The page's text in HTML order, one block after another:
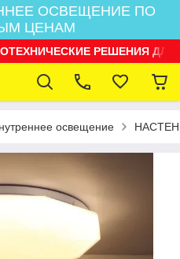
ОСВЕЩЕНИЕ ПО
ЦЕНАМ
РЕШЕНИЯ
освещение